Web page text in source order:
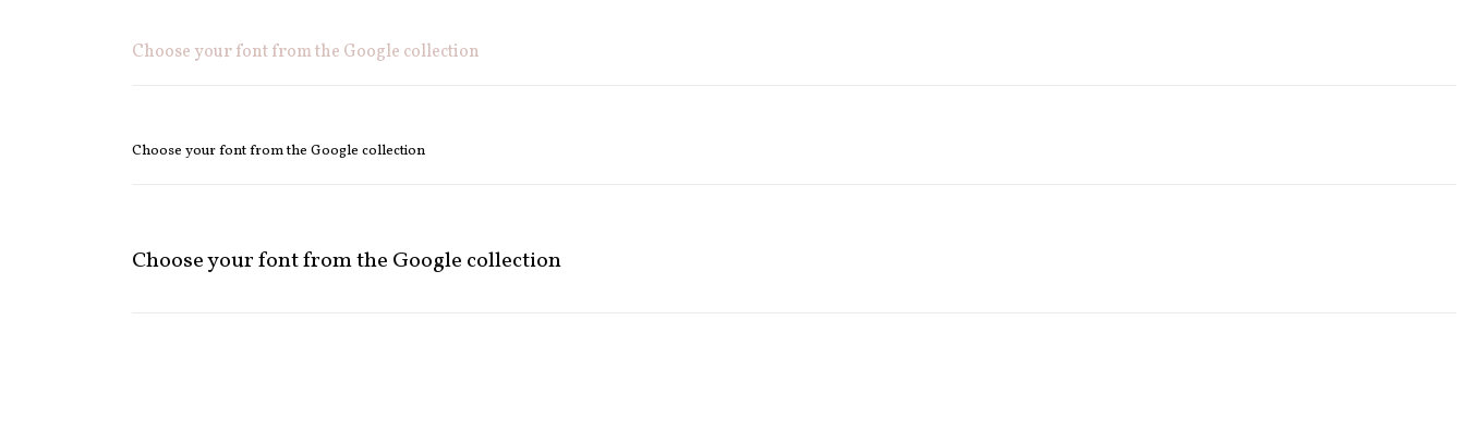
Choose your font from the Google collection
Choose your font from the Google collection
Choose your font from the Google collection